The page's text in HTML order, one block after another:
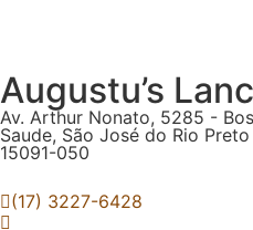
Augustu’s
Av. Arthur Nonato, 5285 -
Saude, São José do Rio Preto
15091-050
(17) 3227-6428